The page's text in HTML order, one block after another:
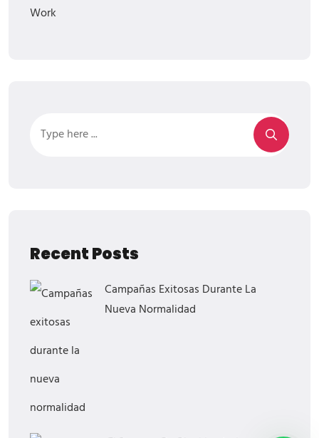
Work
Recent Posts
Campañas Exitosas Durante La
Nueva Normalidad